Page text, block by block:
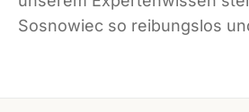
Sosnowiec so reibungslos